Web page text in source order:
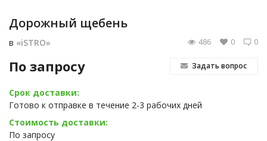
Дорожный щебень
в «iSTRO» 0
0
486
По запросу Задать вопрос
Срок доставки:
Готово к отправке в течение 2-3 рабочих дней
Стоимость доставки:
По запросу